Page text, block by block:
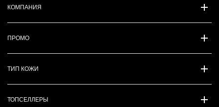
КОМПАНИЯ
ПРОМО
ТИП КОЖИ
ТОПСЕЛЛЕРЫ